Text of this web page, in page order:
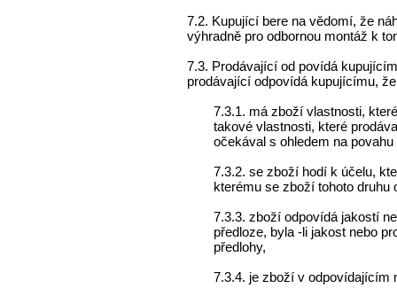
7.2. Kupující bere na vědomí, že
výhradně pro odbornou montáž k
7.3. Prodávající od povídá
prodávající odpovídá kupujícímu,
7.3.1. má zboží vlastnosti,
takové vlastnosti, které
očekával s ohledem na
7.3.2. se zboží hodí k účelu,
kterému se zboží tohoto druhu
7.3.3. zboží odpovídá jakostí
předloze, byla -li jakost nebo
předlohy,
7.3.4. je zboží v odpovídajícím